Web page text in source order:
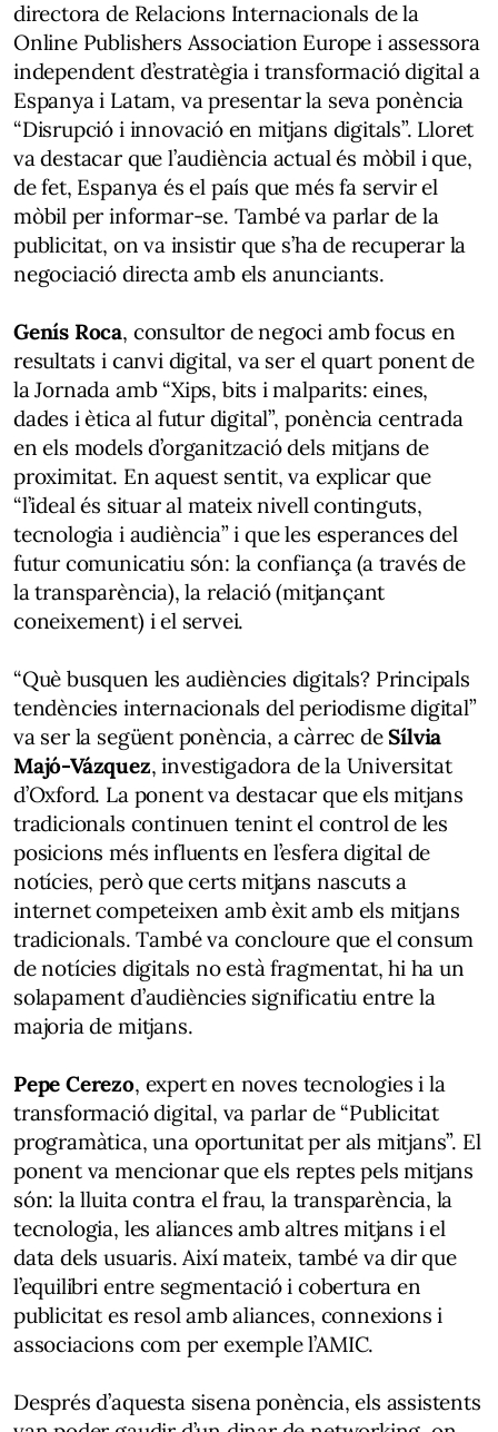
directora de Relacions Internacionals de la
Online Publishers Association Europe i assessora
independent d’estratègia i transformació digital a
Espanya i Latam, va presentar la seva ponència
“Disrupció i innovació en mitjans digitals”. Lloret
va destacar que l’audiència actual és mòbil i que,
de fet, Espanya és el país que més fa servir el
mòbil per informar-se. També va parlar de la
publicitat, on va insistir que s’ha de recuperar la
negociació directa amb els anunciants.
Genís Roca, consultor de negoci amb focus en
resultats i canvi digital, va ser el quart ponent de
la Jornada amb “Xips, bits i malparits: eines,
dades i ètica al futur digital”, ponència centrada
en els models d’organització dels mitjans de
proximitat. En aquest sentit, va explicar que
“l’ideal és situar al mateix nivell continguts,
tecnologia i audiència” i que les esperances del
futur comunicatiu són: la confiança (a través de
la transparència), la relació (mitjançant
coneixement) i el servei.
“Què busquen les audiències digitals? Principals
tendències internacionals del periodisme digital”
va ser la següent ponència, a càrrec deSílvia
Majó-Vázquez, investigadora de la Universitat
d’Oxford. La ponent va destacar que els mitjans
tradicionals continuen tenint el control de les
posicions més influents en l’esfera digital de
notícies, però que certs mitjans nascuts a
internet competeixen amb èxit amb els mitjans
tradicionals. També va concloure que el consum
de notícies digitals no està fragmentat, hi ha un
solapament d’audiències significatiu entre la
majoria de mitjans.
Pepe Cerezo, expert en noves tecnologies i la
transformació digital, va parlar de “Publicitat
programàtica, una oportunitat per als mitjans”. El
ponent va mencionar que els reptes pels mitjans
són: la lluita contra el frau, la transparència, la
tecnologia, les aliances amb altres mitjans i el
data dels usuaris. Així mateix, també va dir que
l’equilibri entre segmentació i cobertura en
publicitat es resol amb aliances, connexions i
associacions com per exemple l’AMIC.
Després d’aquesta sisena ponència, els assistents